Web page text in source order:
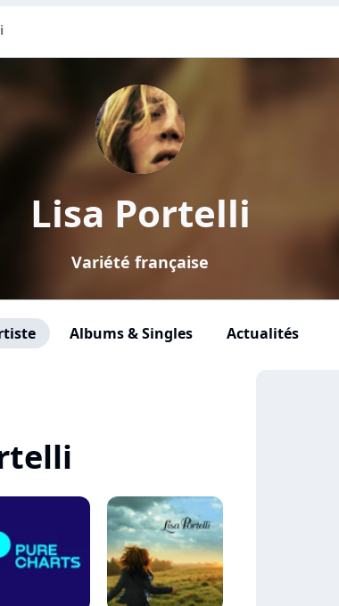
Lisa Portelli
Variété française
Albums & Singles Actualités